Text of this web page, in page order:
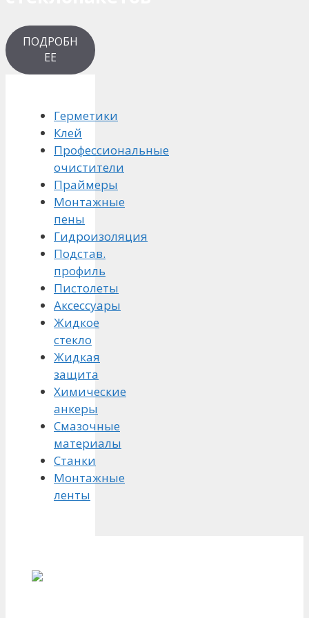
ПОДРОБН
ЕЕ
Герметики
Клей
Профессиональные
очистители
Праймеры
Монтажные
пены
Гидроизоляция
Подстав.
профиль
Пистолеты
Аксессуары
Жидкое
стекло
Жидкая
защита
Химические
анкеры
Смазочные
материалы
Станки
Монтажные
ленты